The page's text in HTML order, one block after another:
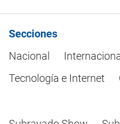
Secciones
Nacional
Tecnología e Internet